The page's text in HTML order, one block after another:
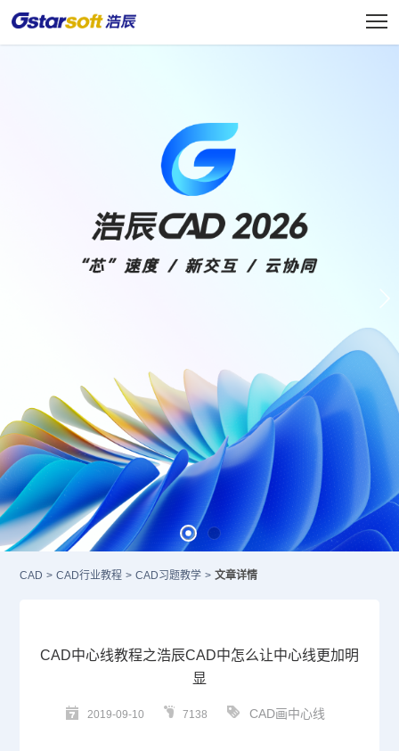
CAD > CAD行业教程 > CAD习题教学 > 文章详情
CAD中心线教程之浩辰CAD中怎么让中心线更加明
显
2019-09-10 7138 CAD画中心线